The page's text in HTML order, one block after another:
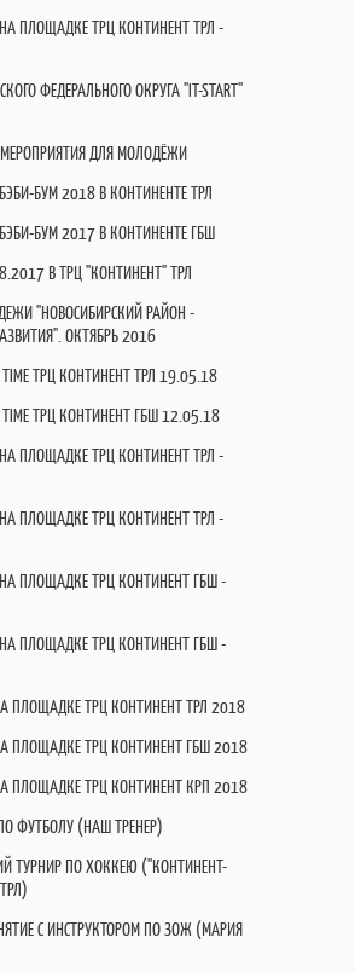
ПЛОЩАДКЕ ТРЦ КОНТИНЕНТ ТРЛ -
ФЕДЕРАЛЬНОГО ОКРУГА "IT-START"
ДЛЯ МОЛОДЁЖИ
БУМ 2018 В КОНТИНЕНТЕ ТРЛ
БУМ 2017 В КОНТИНЕНТЕ ГБШ
В ТРЦ "КОНТИНЕНТ" ТРЛ
"НОВОСИБИРСКИЙ РАЙОН -
ОКТЯБРЬ 2016
TIME ТРЦ КОНТИНЕНТ ТРЛ 19.05.18
TIME ТРЦ КОНТИНЕНТ ГБШ 12.05.18
ПЛОЩАДКЕ ТРЦ КОНТИНЕНТ ТРЛ -
ПЛОЩАДКЕ ТРЦ КОНТИНЕНТ ТРЛ -
ПЛОЩАДКЕ ТРЦ КОНТИНЕНТ ГБШ -
ПЛОЩАДКЕ ТРЦ КОНТИНЕНТ ГБШ -
ПЛОЩАДКЕ ТРЦ КОНТИНЕНТ ТРЛ 2018
ПЛОЩАДКЕ ТРЦ КОНТИНЕНТ ГБШ 2018
ПЛОЩАДКЕ ТРЦ КОНТИНЕНТ КРП 2018
ФУТБОЛУ (НАШ ТРЕНЕР)
ТУРНИР ПО ХОККЕЮ ("КОНТИНЕНТ-
С ИНСТРУКТОРОМ ПО ЗОЖ (МАРИЯ